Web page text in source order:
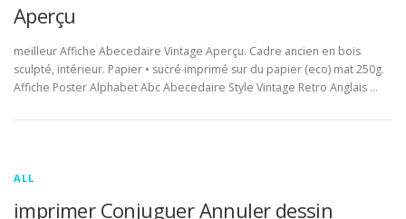
Aperçu
meilleur Affiche Abecedaire Vintage Aperçu. Cadre ancien en bois
sculpté, intérieur. Papier • sucré imprimé sur du papier (eco) mat 250g.
Affiche Poster Alphabet Abc Abecedaire Style Vintage Retro Anglais …
ALL
imprimer Conjuguer Annuler dessin